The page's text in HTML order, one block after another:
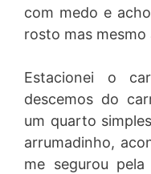
com medo e
rosto mas mesmo
Estacionei o
descemos do
um quarto
arrumadinho,
me segurou